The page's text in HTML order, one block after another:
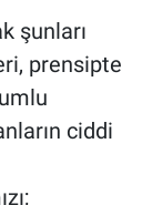
şunları
prensipte
ciddi